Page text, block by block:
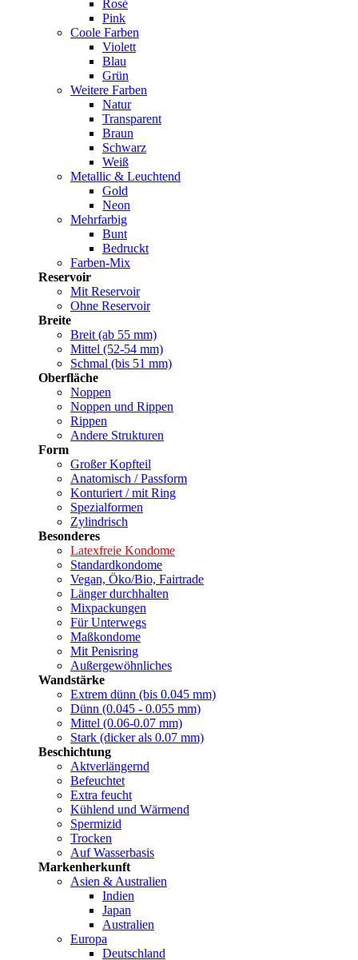
Rosé
Pink
Coole Farben
Violett
Blau
Grün
Weitere Farben
Natur
Transparent
Braun
Schwarz
Weiß
Metallic & Leuchtend
Gold
Neon
Mehrfarbig
Bunt
Bedruckt
Farben-Mix
Reservoir
Mit Reservoir
Ohne Reservoir
Breite
Breit (ab 55 mm)
Mittel (52-54 mm)
Schmal (bis 51 mm)
Oberfläche
Noppen
Noppen und Rippen
Rippen
Andere Strukturen
Form
Großer Kopfteil
Anatomisch / Passform
Konturiert / mit Ring
Spezialformen
Zylindrisch
Besonderes
Latexfreie Kondome
Standardkondome
Vegan, Öko/Bio, Fairtrade
Länger durchhalten
Mixpackungen
Für Unterwegs
Maßkondome
Mit Penisring
Außergewöhnliches
Wandstärke
Extrem dünn (bis 0.045 mm)
Dünn (0.045 - 0.055 mm)
Mittel (0.06-0.07 mm)
Stark (dicker als 0.07 mm)
Beschichtung
Aktverlängernd
Befeuchtet
Extra feucht
Kühlend und Wärmend
Spermizid
Trocken
Auf Wasserbasis
Markenherkunft
Asien & Australien
Indien
Japan
Australien
Europa
Deutschland